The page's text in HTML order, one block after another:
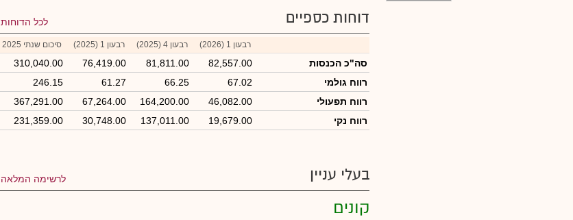
דוחות כספיים לכל הדוחות
רבעון 1 (2026) רבעון 4 (2025) רבעון 1 (2025) סיכום שנתי 2025
סה"כ הכנסות 82,557.00
81,811.00
76,419.00
310,040.00
רווח גולמי
67.02
66.25
61.27
246.15
רווח תפעולי
46,082.00
164,200.00
67,264.00
367,291.00
רווח נקי
19,679.00
137,011.00
30,748.00
231,359.00
בעלי עניין לרשימה המלאה
קונים